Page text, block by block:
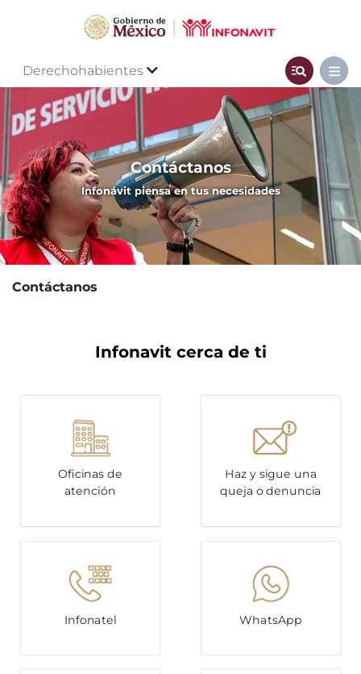
Derechohabientes
Contáctanos
Infonavit piensa en tus necesidades
Contáctanos
Infonavit cerca de ti
Oficinas de
atención
Haz y sigue una
queja o denuncia
Infonatel WhatsApp